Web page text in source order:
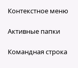
Контекстное меню
Активные папки
Командная строка